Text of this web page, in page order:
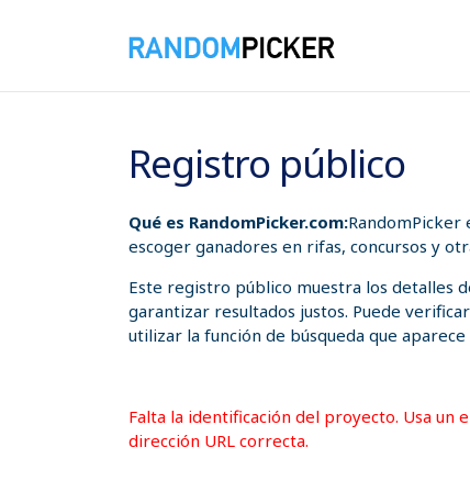
Registro público
Qué es RandomPicker.com:RandomPicker
escoger ganadores en rifas, concursos y
Este registro público muestra los detalles
garantizar resultados justos. Puede
utilizar la función de búsqueda que
Falta la identificación del proyecto. Usa
dirección URL correcta.